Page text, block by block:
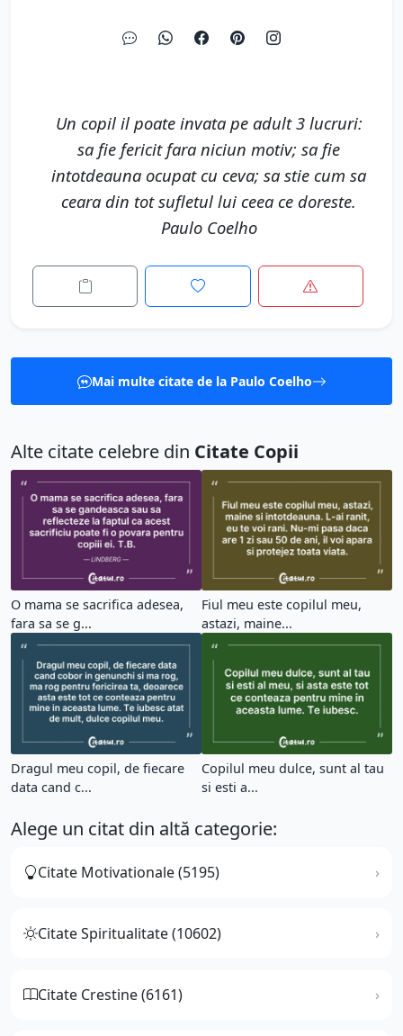
Un copil il poate invata pe adult 3 lucruri:
sa fie fericit fara niciun motiv; sa fie
intotdeauna ocupat cu ceva; sa stie cum sa
ceara din tot sufletul lui ceea ce doreste.
Paulo Coelho
Mai multe citate de la Paulo Coelho
Alte citate celebre din Citate Copii
O mama se sacrifica adesea,
fara sa se g...
Fiul meu este copilul meu,
astazi, maine...
Dragul meu copil, de fiecare
data cand c...
Copilul meu dulce, sunt al tau
si esti a...
Alege un citat din altă categorie:
Citate Motivationale (5195)
Citate Spiritualitate (10602)
Citate Crestine (6161)